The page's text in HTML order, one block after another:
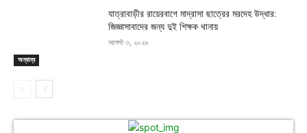
অন্যান্য
যাত্রাবাড়ীর রায়েরবাগে মাদ্রাসা ছাত্রের মরদেহ উদ্ধার:
জিজ্ঞাসাবাদের জন্য দুই শিক্ষক থানায়
আগস্ট ৩, ২০২৬